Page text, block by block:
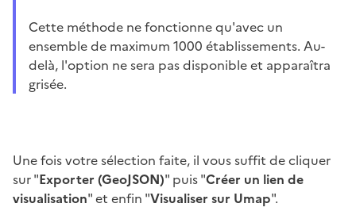
Cette méthode ne fonctionne qu'avec un
ensemble de maximum 1000 établissements. Au-
delà, l'option ne sera pas disponible et apparaîtra
grisée.
Une fois votre sélection faite, il vous suffit de cliquer
sur "Exporter (GeoJSON)" puis "Créer un lien de
visualisation" et enfin "Visualiser sur Umap".